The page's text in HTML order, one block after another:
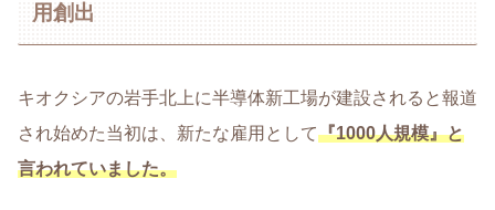
用創出
キオクシアの岩手北上に半導体新工場が建設されると報道
され始めた当初は、新たな雇用として『1000人規模』と
言われていました。